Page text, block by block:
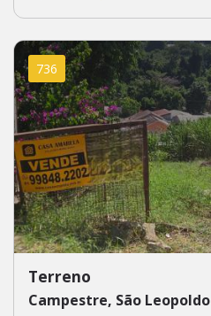
736
Terreno
Campestre, São Leopoldo